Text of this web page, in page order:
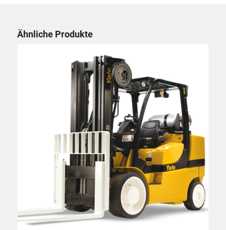
Ähnliche Produkte